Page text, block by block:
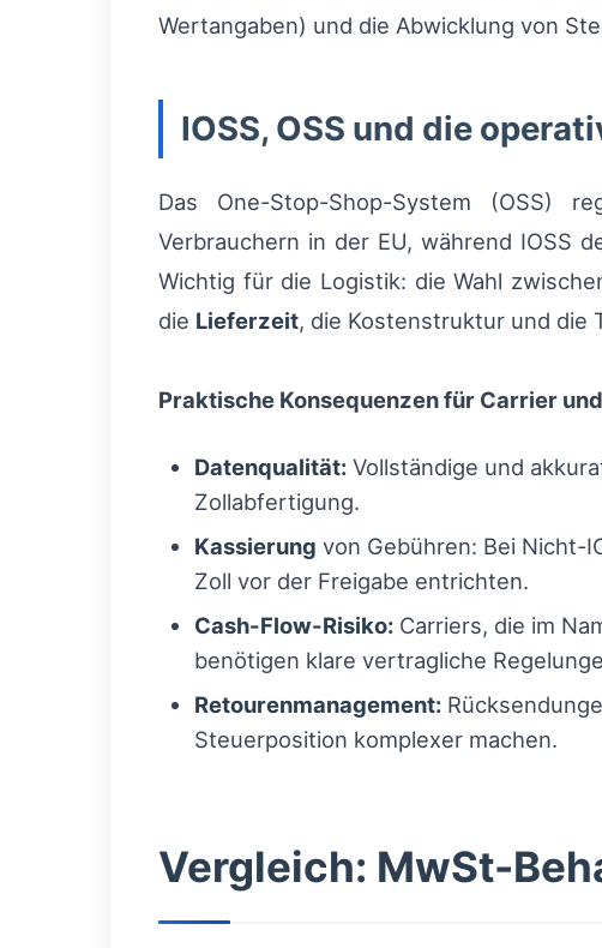
Wertangaben) und die Abwicklung von
IOSS, OSS und die
Das One-Stop-Shop-System (OSS)
Verbrauchern in der EU, während IOSS
Wichtig für die Logistik: die Wahl
die Lieferzeit, die Kostenstruktur und die
Praktische Konsequenzen für Carrier
Datenqualität: Vollständige und
Zollabfertigung.
Kassierung von Gebühren: Bei Nicht-
Zoll vor der Freigabe entrichten.
Cash-Flow-Risiko: Carriers, die im
benötigen klare vertragliche
Retourenmanagement:
Steuerposition komplexer machen.
Vergleich: MwSt-